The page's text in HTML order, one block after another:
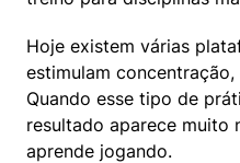
Hoje existem várias
estimulam
Quando esse tipo de
resultado aparece muito
aprende jogando.